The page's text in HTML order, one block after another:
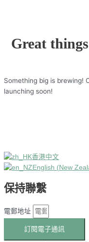
Great
Something big is brewing!
launching soon!
香港中文
English (New
保持聯繫
電郵地址
訂閱電子通訊